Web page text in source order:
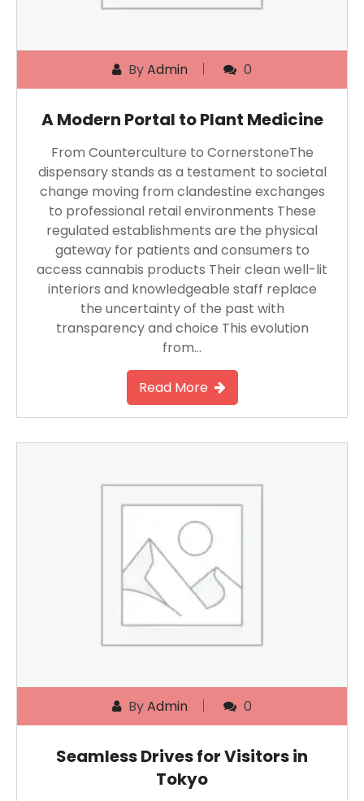
ByAdmin 0
A Modern Portal to Plant Medicine
From Counterculture to CornerstoneThe
dispensary stands as a testament to societal
change moving from clandestine exchanges
to professional retail environments These
regulated establishments are the physical
gateway for patients and consumers to
access cannabis products Their clean well-lit
interiors and knowledgeable staff replace
the uncertainty of the past with
transparency and choice This evolution
from…
Read More
ByAdmin 0
Seamless Drives for Visitors in
Tokyo